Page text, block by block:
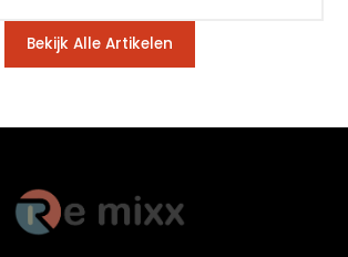
Bekijk Alle Artikelen